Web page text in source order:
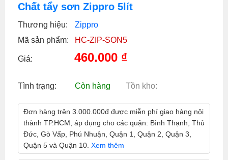
Chất tẩy sơn Zippro 5lít
Thương hiệu:
Zippro
Mã sản phẩm:
HC-ZIP-SON5
Giá: 460.000 ₫
Tình trạng: Còn hàng Tồn kho:
Đơn hàng trên 3.000.000đ được miễn phí giao hàng nội
thành TP.HCM, áp dụng cho các quận: Bình Thạnh, Thủ
Đức, Gò Vấp, Phú Nhuận, Quận 1, Quận 2, Quận 3,
Quận 5 và Quận 10. Xem thêm